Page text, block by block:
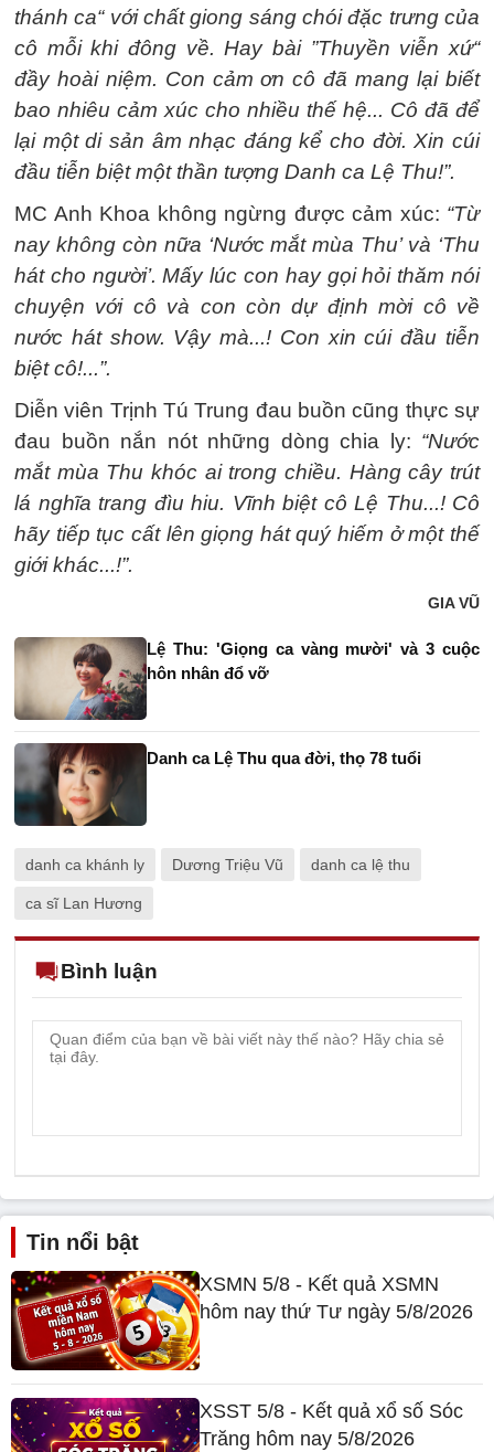
thánh ca“ với chất giong sáng chói đặc trưng của
cô mỗi khi đông về. Hay bài ”Thuyền viễn xứ“
đầy hoài niệm. Con cảm ơn cô đã mang lại biết
bao nhiêu cảm xúc cho nhiều thế hệ... Cô đã để
lại một di sản âm nhạc đáng kể cho đời. Xin cúi
đầu tiễn biệt một thần tượng Danh ca Lệ Thu!”.
MC Anh Khoa không ngừng được cảm xúc: “Từ
nay không còn nữa ‘Nước mắt mùa Thu’ và ‘Thu
hát cho người’. Mấy lúc con hay gọi hỏi thăm nói
chuyện với cô và con còn dự định mời cô về
nước hát show. Vậy mà...! Con xin cúi đầu tiễn
biệt cô!...”.
Diễn viên Trịnh Tú Trung đau buồn cũng thực sự
đau buồn nắn nót những dòng chia ly: “Nước
mắt mùa Thu khóc ai trong chiều. Hàng cây trút
lá nghĩa trang đìu hiu. Vĩnh biệt cô Lệ Thu...! Cô
hãy tiếp tục cất lên giọng hát quý hiếm ở một thế
giới khác...!”.
GIA VŨ
Lệ Thu: 'Giọng ca vàng mười' và 3 cuộc
hôn nhân đổ vỡ
Danh ca Lệ Thu qua đời, thọ 78 tuổi
danh ca khánh ly Dương Triệu Vũ danh ca lệ thu
ca sĩ Lan Hương
Bình luận
Tin nổi bật
XSMN 5/8 - Kết quả XSMN
hôm nay thứ Tư ngày 5/8/2026
XSST 5/8 - Kết quả xổ số Sóc
Trăng hôm nay 5/8/2026